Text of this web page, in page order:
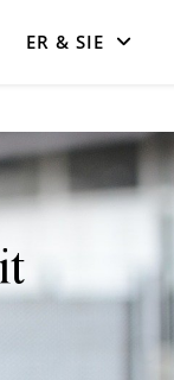
ER & SIE